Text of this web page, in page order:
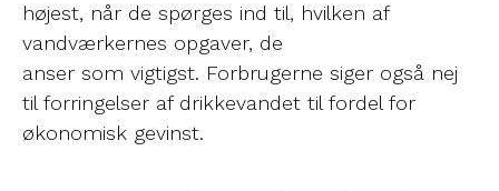
højest, når de spørges ind til, hvilken af
vandværkernes opgaver, de
anser som vigtigst. Forbrugerne siger også nej
til forringelser af drikkevandet til fordel for
økonomisk gevinst.